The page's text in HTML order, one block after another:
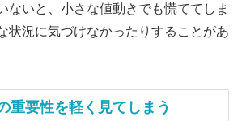
ないと、小さな値動きでも慌ててしま
状況に気づけなかったりすることがあ
重要性を軽く見てしまう